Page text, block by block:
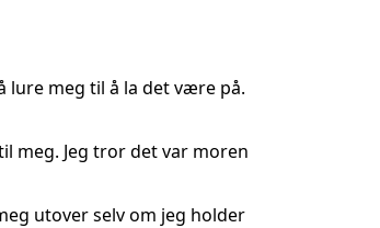
lure meg til å la det være på.
meg. Jeg tror det var moren
utover selv om jeg holder